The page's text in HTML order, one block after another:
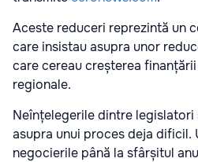
Aceste reduceri reprezintă un
care insistau asupra unor
care cereau creșterea
regionale.
Neînțelegerile dintre legislatori
asupra unui proces deja dificil.
negocierile până la sfârșitul